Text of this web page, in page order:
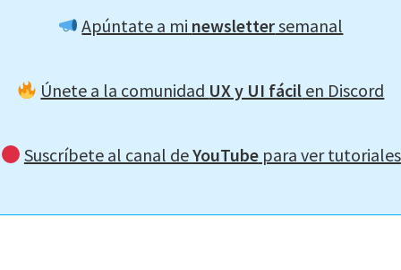
Apúntate a mi newslettersemanal
Únete a la comunidad UX y UI fácil en Discord
Suscríbete al canal deYouTubepara ver tutoriales